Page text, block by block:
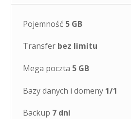
Pojemność 5 GB
Transfer bez limitu
Mega poczta 5 GB
Bazy danych i domeny 1/1
Backup 7 dni